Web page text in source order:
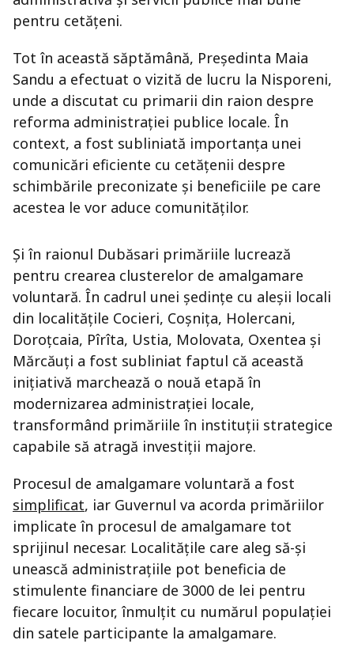
pentru cetățeni.
Tot în această săptămână, Președinta Maia
Sandu a efectuat o vizită de lucru la Nisporeni,
unde a discutat cu primarii din raion despre
reforma administrației publice locale. În
context, a fost subliniată importanța unei
comunicări eficiente cu cetățenii despre
schimbările preconizate și beneficiile pe care
acestea le vor aduce comunităților.
Și în raionul Dubăsari primăriile lucrează
pentru crearea clusterelor de amalgamare
voluntară. În cadrul unei ședințe cu aleșii locali
din localitățile Cocieri, Coșnița, Holercani,
Doroțcaia, Pîrîta, Ustia, Molovata, Oxentea și
Mărcăuți a fost subliniat faptul că această
inițiativă marchează o nouă etapă în
modernizarea administrației locale,
transformând primăriile în instituții strategice
capabile să atragă investiții majore.
Procesul de amalgamare voluntară a fost
simplificat, iar Guvernul va acorda primăriilor
implicate în procesul de amalgamare tot
sprijinul necesar. Localitățile care aleg să-și
unească administrațiile pot beneficia de
stimulente financiare de 3000 de lei pentru
fiecare locuitor, înmulțit cu numărul populației
din satele participante la amalgamare.